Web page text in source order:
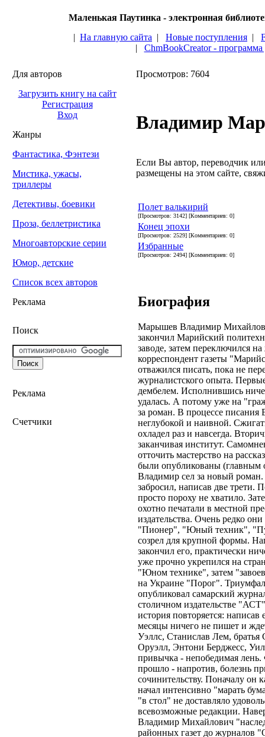
Маленькая Паутинка - электронная
| На главную сайта | Новые поступления |
| ChmBookCreator -
Для авторов
Загрузить книгу на сайт
Регистрация
Вход
Жанры
Фантастика, Фэнтези
Мистика, ужасы,
триллеры
Детективы, боевики
Проза, беллетристика
Многоавторские серии
Юмор, детские
Список всех авторов
Реклама
Поиск
Реклама
Счетчики
Просмотров: 7604
Владимир
Если Вы автор, переводчик
размещены на этом сайте,
Полет валькирий
[Просмотров: 3142] [Комментариев: 0]
Конец эпохи
[Просмотров: 2529] [Комментариев: 0]
Избранные
[Просмотров: 2494] [Комментариев: 0]
Биография
Марышев Владимир
закончил Марийский
заводе, затем переключился
корреспондент газеты
отважился писать, пока не
журналистского опыта.
дембелем. Исполнившись
удалась. А потому уже на
за роман. В процессе писания
неглубокой и наивной.
охладел раз и навсегда.
заканчивая институт.
отточить мастерство на
были опубликованы (главным
Владимир сел за новый
забросил, написав две трети.
просто пороху не хватило.
охотно печатали в местной
издательства. Очень редко
"Пионер", "Юный техник",
созрел для крупной формы.
закончил его, практически
уже прочно укрепился на
"Юном технике", затем
на Украине "Порог".
опубликовал самарский
столичном издательстве
история повторяется:
месяцы ничего не пишет и
Уэллс, Станислав Лем,
Оруэлл, Энтони Берджесс,
привычка - непобедимая лень.
прошло - напротив, болезнь
сочинительству. Поначалу он
начал интенсивно "марать
"в стол" не доставляло
всевозможные редакции.
Владимир Михайлович
районных газет до журналов